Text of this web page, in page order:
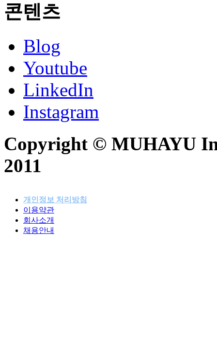
콘텐츠
Blog
Youtube
LinkedIn
Instagram
Copyright © MUHAYU
2011
개인정보 처리방침
이용약관
회사소개
채용안내